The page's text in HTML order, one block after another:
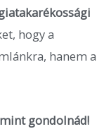
hogy a
hanem a
gondolnád!